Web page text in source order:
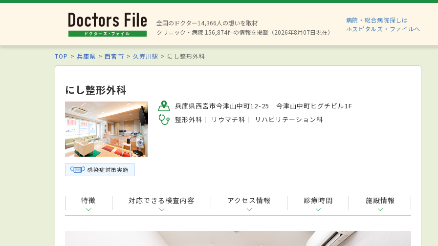
全国のドクター14,366人の想いを取材
クリニック・病院 156,874件の情報を掲載（2026年8月07日現在）
病院・総合病院探しは
ホスピタルズ・ファイルへ
TOP 兵庫県 西宮市 久寿川駅 にし整形外科
にし整形外科
兵庫県西宮市今津山中町12-25 今津山中町ヒグチビル1F
整形外科
リウマチ科 リハビリテーション科
感染症対策実施
特徴 対応できる検査内容 アクセス情報 診療時間 施設情報